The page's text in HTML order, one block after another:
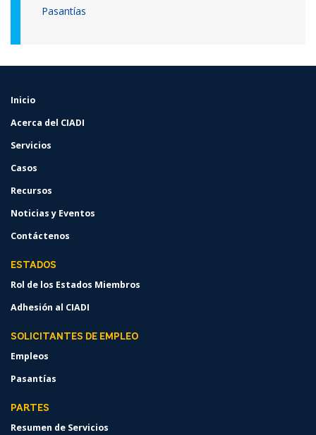
Pasantías
FOOTER
Inicio
Acerca del CIADI
Servicios
Casos
Recursos
Noticias y Eventos
Contáctenos
ESTADOS
Rol de los Estados Miembros
Adhesión al CIADI
SOLICITANTES DE EMPLEO
Empleos
Pasantías
PARTES
Resumen de Servicios